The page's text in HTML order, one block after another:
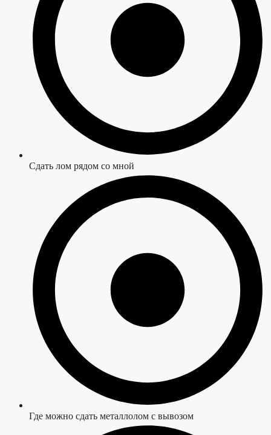
Сдать лом рядом со мной
Где можно сдать металлолом с вывозом